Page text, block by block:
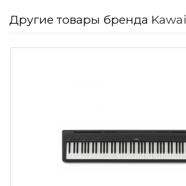
Другие товары бренда Kawai